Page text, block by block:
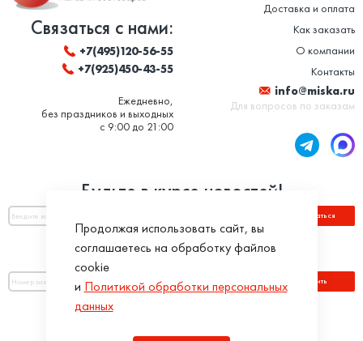
Связаться с нами:
+7(495)120-56-55
+7(925)450-43-55
Ежедневно,
без праздников и выходных
с 9:00 до 21:00
Доставка и оплата
Как заказать
О компании
Контакты
info@miska.ru
Для вопросов по заказам
Будьте в курсе новостей!
Подписаться
Оплатить по номеру заказа:
Оплатить
Продолжая использовать сайт, вы
соглашаетесь на обработку файлов
cookie
и Политикой обработки персональных
данных